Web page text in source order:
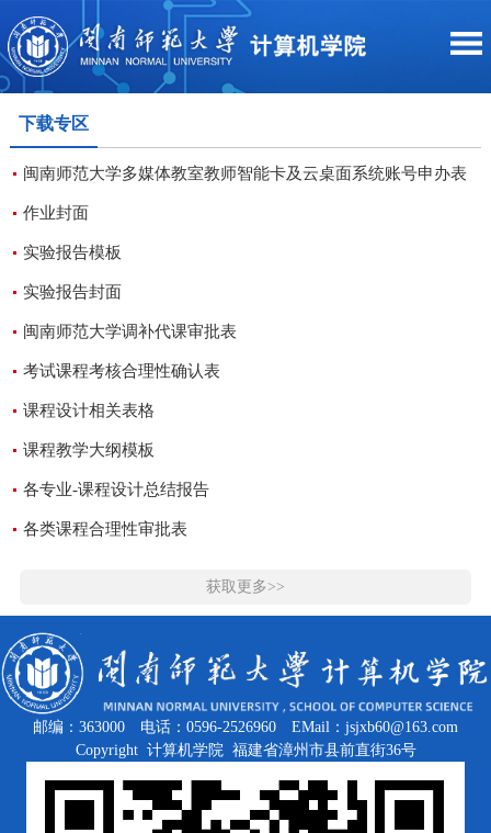
下载专区
闽南师范大学多媒体教室教师智能卡及云桌面系统账号申办表
作业封面
实验报告模板
实验报告封面
闽南师范大学调补代课审批表
考试课程考核合理性确认表
课程设计相关表格
课程教学大纲模板
各专业-课程设计总结报告
各类课程合理性审批表
获取更多>>
邮编：363000 电话：0596-2526960
EMail：jsjxb60@163.com
Copyright 计算机学院 福建省漳州市县前直街36号